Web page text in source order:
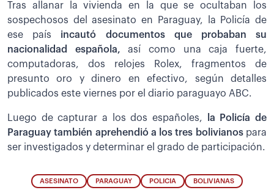
Tras allanar la vivienda en la que se ocultaban los
sospechosos del asesinato en Paraguay, la Policía de
ese país incautó documentos que probaban su
nacionalidad española, así como una caja fuerte,
computadoras, dos relojes Rolex, fragmentos de
presunto oro y dinero en efectivo, según detalles
publicados este viernes por el diario paraguayo ABC.
Luego de capturar a los dos españoles,
la Policía de
Paraguay también aprehendió a los tres bolivianos para
ser investigados y determinar el grado de participación.
ASESINATO PARAGUAY POLICIA BOLIVIANAS